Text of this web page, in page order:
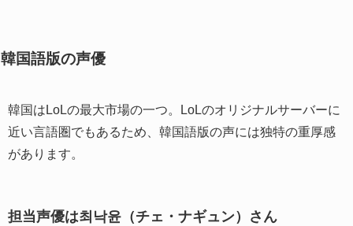
韓国語版の声優
韓国はLoLの最大市場の一つ。LoLのオリジナルサーバーに
近い言語圏でもあるため、韓国語版の声には独特の重厚感
があります。
担当声優は최낙윤（チェ・ナギュン）さん